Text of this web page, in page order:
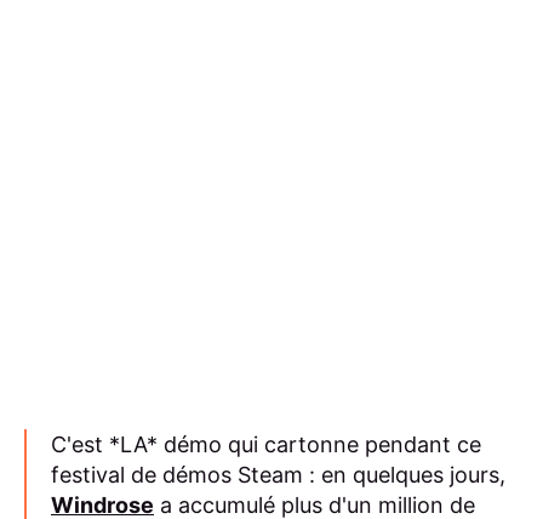
C'est *LA* démo qui cartonne pendant ce
festival de démos Steam : en quelques jours,
Windrose a accumulé plus d'un million de